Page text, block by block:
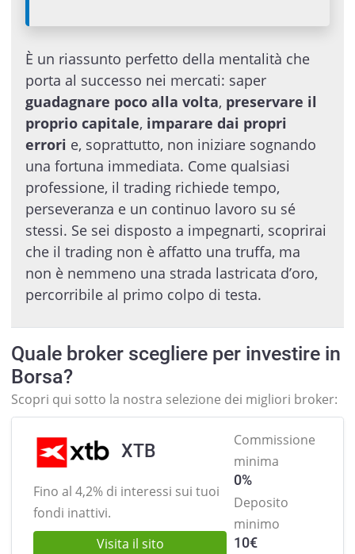
È un riassunto perfetto della mentalità che
porta al successo nei mercati: saper
guadagnare poco alla volta, preservare il
proprio capitale, imparare dai propri
errori e, soprattutto, non iniziare sognando
una fortuna immediata. Come qualsiasi
professione, il trading richiede tempo,
perseveranza e un continuo lavoro su sé
stessi. Se sei disposto a impegnarti, scoprirai
che il trading non è affatto una truffa, ma
non è nemmeno una strada lastricata d’oro,
percorribile al primo colpo di testa.
Quale broker scegliere per investire in
Borsa?
Scopri qui sotto la nostra selezione dei migliori broker:
XTB
Fino al 4,2% di interessi suituoi
fondi inattivi.
Visita il sito
Commissione
minima
0%
Deposito
minimo
10€